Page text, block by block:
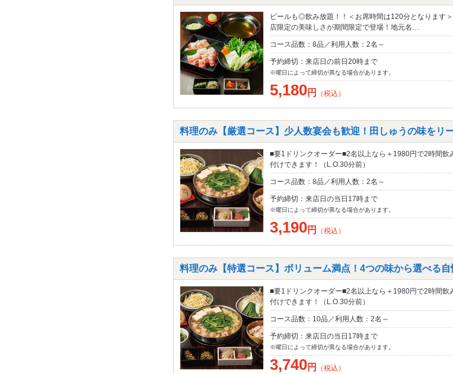
ビールも◎飲み放題！！＜お席時間は120分となります
店限定の美味しさが期間限定で登場！地元名…
コース品数：8品／利用人数：2名～
予約締切：来店日の前日20時まで
※曜日によって締切が異なる場合があります。
5,180円 （税込）
料理のみ【厳選コース】少人数宴会も歓迎！田しゅうの味をリ
■要1ドリンクオーダー■2名以上なら＋1980円で2時間飲
付けできます！（L.O.30分前）
コース品数：8品／利用人数：2名～
予約締切：来店日の当日17時まで
※曜日によって締切が異なる場合があります。
3,190円 （税込）
料理のみ【特選コース】ボリューム満点！4つの味から選べる自
■要1ドリンクオーダー■2名以上なら＋1980円で2時間飲
付けできます！（L.O.30分前）
コース品数：10品／利用人数：2名～
予約締切：来店日の当日17時まで
※曜日によって締切が異なる場合があります。
3,740円 （税込）